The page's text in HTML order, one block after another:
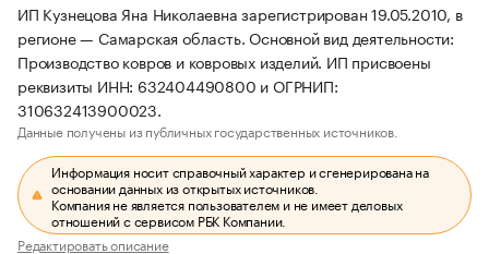
ИП Кузнецова Яна Николаевна зарегистрирован 19.05.2010, в
регионе — Самарская область. Основной вид деятельности:
Производство ковров и ковровых изделий. ИП присвоены
реквизиты ИНН: 632404490800 и ОГРНИП:
310632413900023.
Данные получены из публичных государственных источников.
Информация носит справочный характер и сгенерирована на
основании данных из открытых источников.
Компания не является пользователем и не имеет деловых
отношений с сервисом РБК Компании.
Редактировать описание